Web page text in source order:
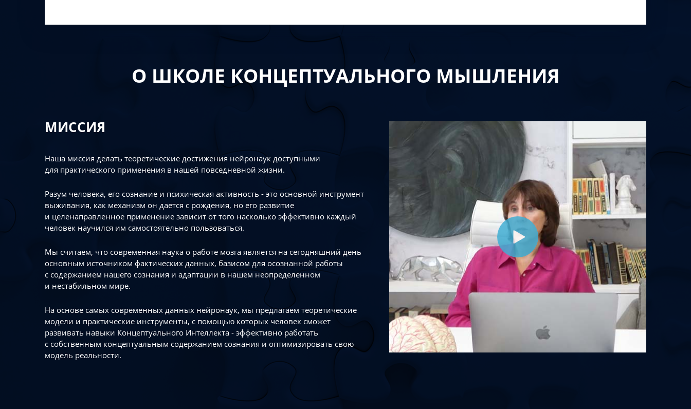
О ШКОЛЕ КОНЦЕПТУАЛЬНОГО МЫШЛЕНИЯ
МИССИЯ
Наша миссия делать теоретические достижения нейронаук доступными
для практического применения в нашей повседневной жизни.
Разум человека, его сознание и психическая активность - это основной инструмент
выживания, как механизм он дается с рождения, но его развитие
и целенаправленное применение зависит от того насколько эффективно каждый
человек научился им самостоятельно пользоваться.
Мы считаем, что современная наука о работе мозга является на сегодняшний день
основным источником фактических данных, базисом для осознанной работы
с содержанием нашего сознания и адаптации в нашем неопределенном
и нестабильном мире.
На основе самых современных данных нейронаук, мы предлагаем теоретические
модели и практические инструменты, с помощью которых человек сможет
развивать навыки Концептуального Интеллекта - эффективно работать
с собственным концептуальным содержанием сознания и оптимизировать свою
модель реальности.